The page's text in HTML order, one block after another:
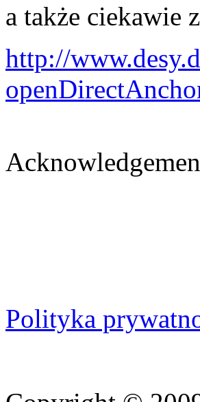
a także ciekawie
http://
Polityka